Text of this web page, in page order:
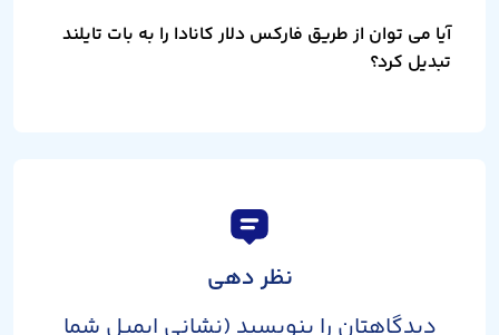
آیا می توان از طریق فارکس دلار کانادا را به بات تایلند
تبدیل کرد؟
نظر دهی
دیدگاهتان را بنویسید (نشانی ایمیل شما